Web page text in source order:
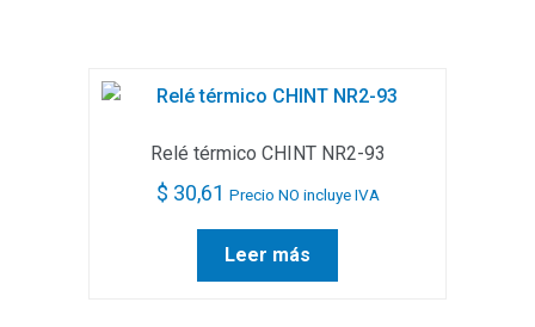
Relé térmico CHINT NR2-93
$ 30,61 Precio NO incluye IVA
Leer más